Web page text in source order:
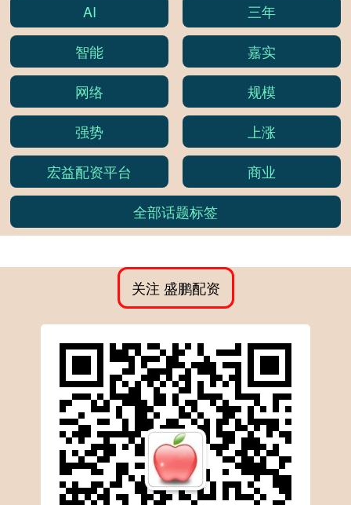
AI
三年
智能
嘉实
网络
规模
强势
上涨
宏益配资平台
商业
全部话题标签
关注 盛鹏配资